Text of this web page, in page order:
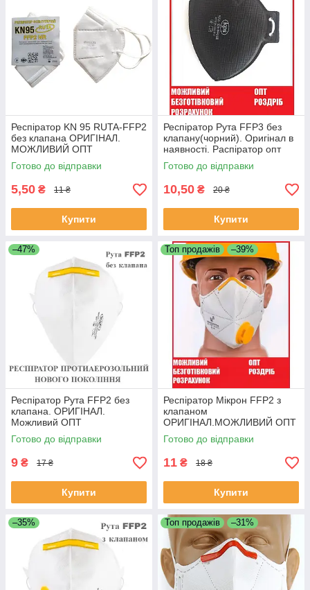
Респіратор KN 95 RUTA-FFP2
без клапана ОРИГІНАЛ.
МОЖЛИВИЙ ОПТ
Готово до відправки
5,50 ₴ 11 ₴
Купити
Респіратор Рута FFP3 без
клапану(чорний). Оригінал в
наявності. Распіратор опт
Готово до відправки
10,50 ₴ 20 ₴
Купити
–47%
Респіратор Рута FFP2 без
клапана. ОРИГІНАЛ.
Можливий ОПТ
Готово до відправки
9 ₴ 17 ₴
Купити
Топ продажів –39%
Респіратор Мікрон FFP2 з
клапаном
ОРИГІНАЛ.МОЖЛИВИЙ ОПТ
Готово до відправки
11 ₴ 18 ₴
Купити
–35% Топ продажів –31%